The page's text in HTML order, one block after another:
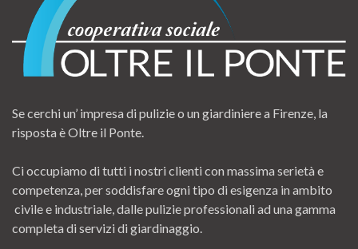
Se cerchi un’ impresa di pulizie o un giardiniere a Firenze, la
risposta è Oltre il Ponte.
Ci occupiamo di tutti i nostri clienti con massima serietà e
competenza, per soddisfare ogni tipo di esigenza in ambito
civile e industriale, dalle pulizie professionali ad una gamma
completa di servizi di giardinaggio.